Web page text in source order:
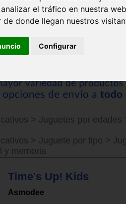
el tráfico en nuestra
de donde llegan nuestros
Configurar
> Juguetes por edades
> Juguete por tipo >
y memoria
Time's Up! Kids
Asmodee